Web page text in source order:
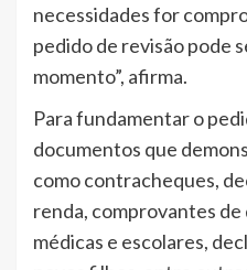
necessidades for
pedido de revisão pode
momento”, afirma.
Para fundamentar o
documentos que
como contracheques,
renda, comprovantes
médicas e escolares,